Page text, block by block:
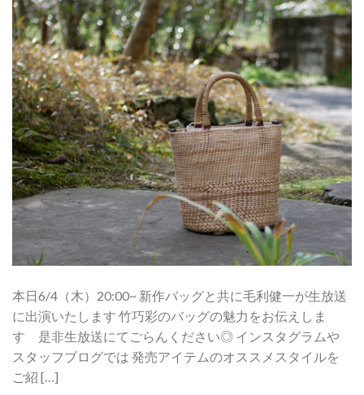
本日6/4（木）20:00~ 新作バッグと共に毛利健一が生放送
に出演いたします 竹巧彩のバッグの魅力をお伝えしま
す 是非生放送にてごらんください◎ インスタグラムや
スタッフブログでは 発売アイテムのオススメスタイルを
ご紹 […]